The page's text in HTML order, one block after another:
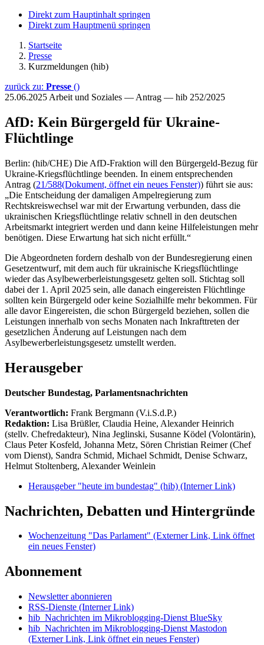
Direkt zum Hauptinhalt springen
Direkt zum Hauptmenü springen
Startseite
Presse
Kurzmeldungen (hib)
zurück zu: Presse ()
25.06.2025 Arbeit und Soziales — Antrag — hib 252/2025
AfD: Kein Bürgergeld für Ukraine-
Flüchtlinge
Berlin: (hib/CHE) Die AfD-Fraktion will den Bürgergeld-Bezug für
Ukraine-Kriegsflüchtlinge beenden. In einem entsprechenden
Antrag (21/588(Dokument, öffnet ein neues Fenster)) führt sie aus:
„Die Entscheidung der damaligen Ampelregierung zum
Rechtskreiswechsel war mit der Erwartung verbunden, dass die
ukrainischen Kriegsflüchtlinge relativ schnell in den deutschen
Arbeitsmarkt integriert werden und dann keine Hilfeleistungen mehr
benötigen. Diese Erwartung hat sich nicht erfüllt.“
Die Abgeordneten fordern deshalb von der Bundesregierung einen
Gesetzentwurf, mit dem auch für ukrainische Kriegsflüchtlinge
wieder das Asylbewerberleistungsgesetz gelten soll. Stichtag soll
dabei der 1. April 2025 sein, alle danach eingereisten Flüchtlinge
sollten kein Bürgergeld oder keine Sozialhilfe mehr bekommen. Für
alle davor Eingereisten, die schon Bürgergeld beziehen, sollen die
Leistungen innerhalb von sechs Monaten nach Inkrafttreten der
gesetzlichen Änderung auf Leistungen nach dem
Asylbewerberleistungsgesetz umstellt werden.
Herausgeber
Deutscher Bundestag, Parlamentsnachrichten
Verantwortlich: Frank Bergmann (V.i.S.d.P.)
Redaktion: Lisa Brüßler, Claudia Heine, Alexander Heinrich
(stellv. Chefredakteur), Nina Jeglinski, Susanne Ködel (Volontärin),
Claus Peter Kosfeld, Johanna Metz, Sören Christian Reimer (Chef
vom Dienst), Sandra Schmid, Michael Schmidt, Denise Schwarz,
Helmut Stoltenberg, Alexander Weinlein
Herausgeber "heute im bundestag" (hib) (Interner Link)
Nachrichten, Debatten und Hintergründe
Wochenzeitung "Das Parlament" (Externer Link, Link öffnet
ein neues Fenster)
Abonnement
Newsletter abonnieren
RSS-Dienste (Interner Link)
hib_Nachrichten im Mikroblogging-Dienst BlueSky
hib_Nachrichten im Mikroblogging-Dienst Mastodon
(Externer Link, Link öffnet ein neues Fenster)